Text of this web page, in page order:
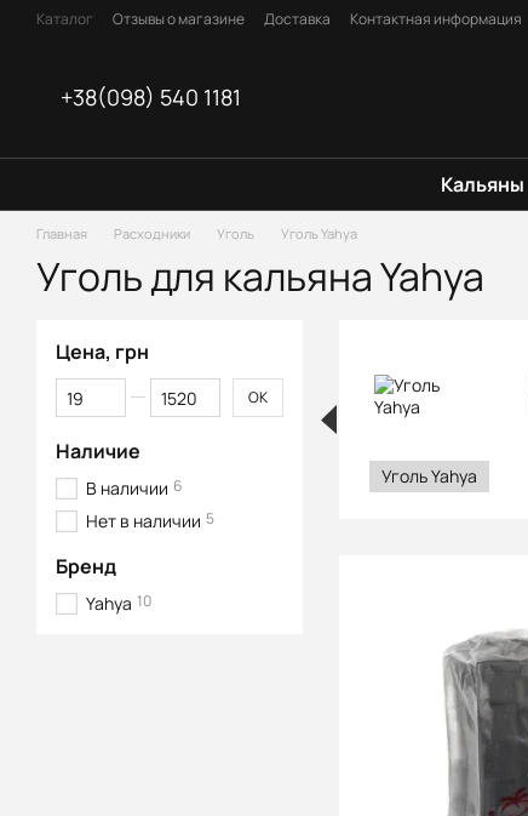
Перейти к основному контенту
Каталог Отзывы о магазине Доставка Контактная информация
+38(098) 540 1181
Кальяны
Главная Расходники Уголь Уголь Yahya
Уголь для кальяна Yahya
Уголь Yahya
Цена, грн
От Цена, грн
До Цена, грн OK
Наличие
В наличии 6
Нет в наличии 5
Бренд
Yahya 10